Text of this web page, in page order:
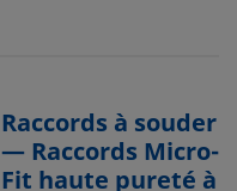
Raccords à souder
— Raccords Micro-
Fit haute pureté à